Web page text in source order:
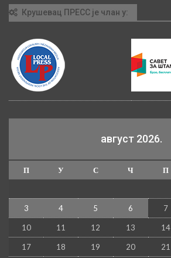
Крушевац ПРЕСС је члан у:
август 2026.
П У С Ч П
3 4 5 6 7
10 11 12 13 14
17 18 19 20 21